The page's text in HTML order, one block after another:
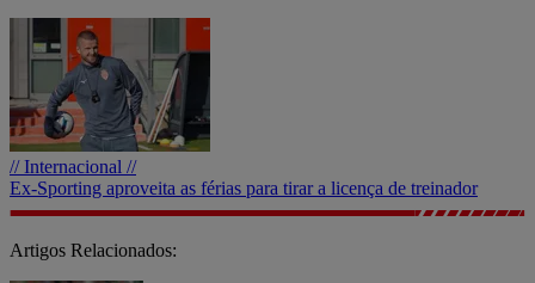
// Internacional //
Ex-Sporting aproveita as férias para tirar a licença de treinador
Artigos Relacionados: